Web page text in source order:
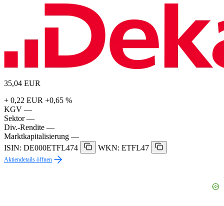
35,04 EUR
+ 0,22 EUR +0,65 %
KGV —
Sektor —
Div.-Rendite —
Marktkapitalisierung —
ISIN: DE000ETFL474
WKN: ETFL47
Aktiendetails öffnen